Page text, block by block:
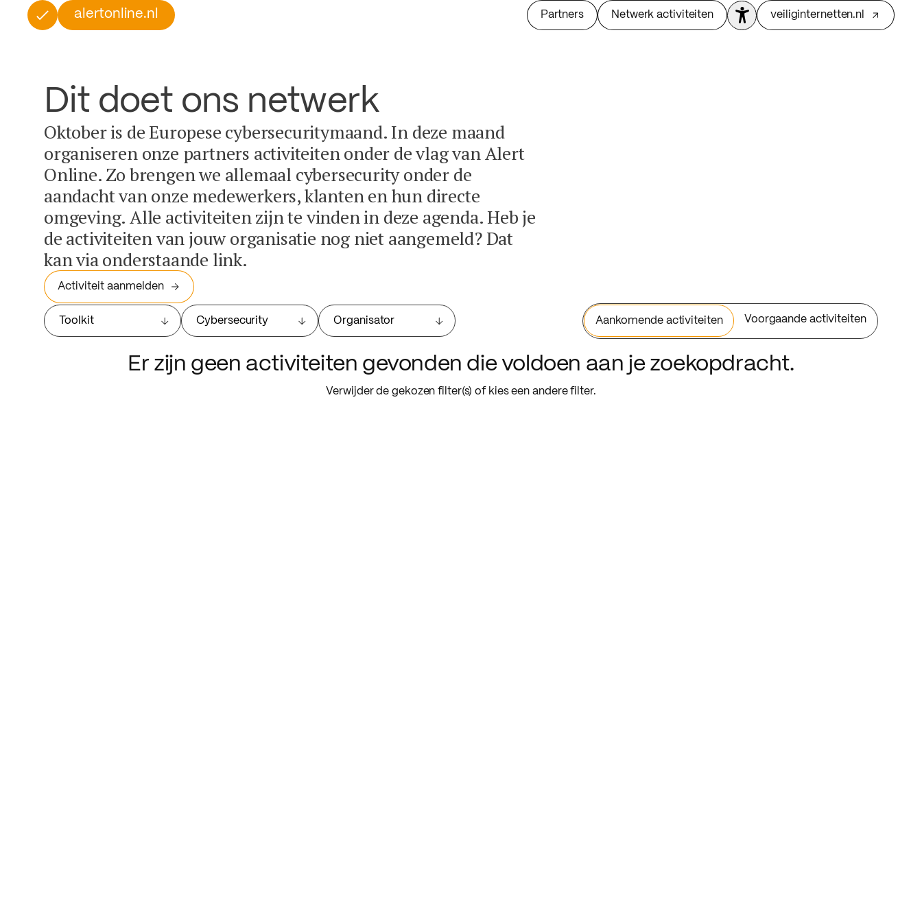
alertonline.nl Partners Netwerk activiteiten veiliginternetten.nl
Dit doet ons netwerk
Oktober is de Europese cybersecuritymaand. In deze maand
organiseren onze partners activiteiten onder de vlag van Alert
Online. Zo brengen we allemaal cybersecurity onder de
aandacht van onze medewerkers, klanten en hun directe
omgeving. Alle activiteiten zijn te vinden in deze agenda. Heb je
de activiteiten van jouw organisatie nog niet aangemeld? Dat
kan via onderstaande link.
Activiteit aanmelden
Toolkit Cybersecurity Organisator Aankomende activiteiten Voorgaande activiteiten
Er zijn geen activiteiten gevonden die voldoen aan je zoekopdracht.
Verwijder de gekozen filter(s) of kies een andere filter.